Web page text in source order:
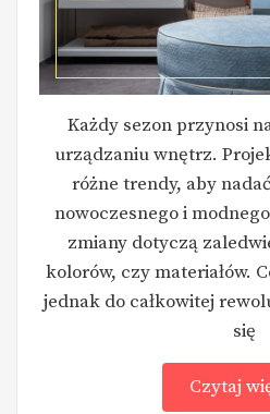
Każdy sezon przynosi
urządzaniu wnętrz.
różne trendy, aby
nowoczesnego i
zmiany dotyczą
kolorów, czy materiałów.
jednak do całkowitej
się
Czytaj